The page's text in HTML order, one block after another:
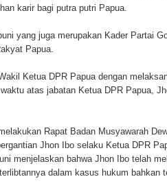
Bonsapia
Kuota Beasiswa Mace
Bhayangkara Polda Papua pada
Belt with Mechanized Rice Expansion
Padi di Merauke
karir bagi putra putri Papua.
yang juga merupakan Kader Partai
Papua.
Ketua DPR Papua dengan
atas jabatan Ketua DPR Papua,
Rapat Badan Musyawarah
Jhon Ibo selaku Ketua DPR
menjelaskan bahwa Jhon Ibo telah
dalam kasus hukum bahkan